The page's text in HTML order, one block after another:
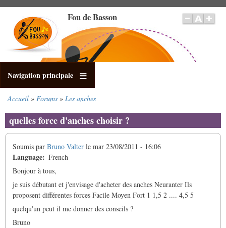
contenu
principal
Fou de Basson
Navigation principale
d'Ariane
Accueil Forums Les anches
quelles force d'anches choisir ?
Soumis par Bruno Valter le mar 23/08/2011 - 16:06
Language
French
Bonjour à tous,
je suis débutant et j'envisage d'acheter des anches Neuranter Ils
proposent différentes forces Facile Moyen Fort 1 1,5 2 .... 4,5 5
quelqu'un peut il me donner des conseils ?
Bruno